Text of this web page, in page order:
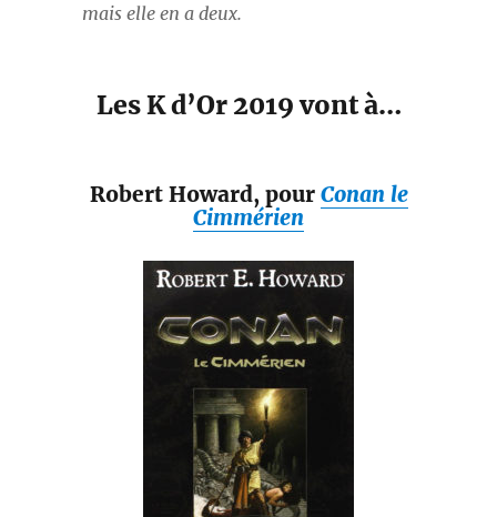
mais elle en a deux.
Les K d’Or 2019 vont à…
Robert Howard, pour Conan le
Cimmérien